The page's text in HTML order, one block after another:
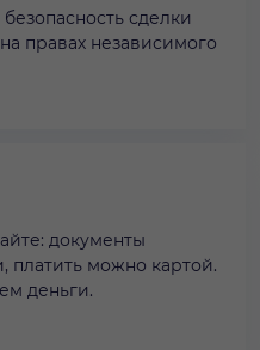
сделки
правах независимого
документы
платить можно картой.
деньги.